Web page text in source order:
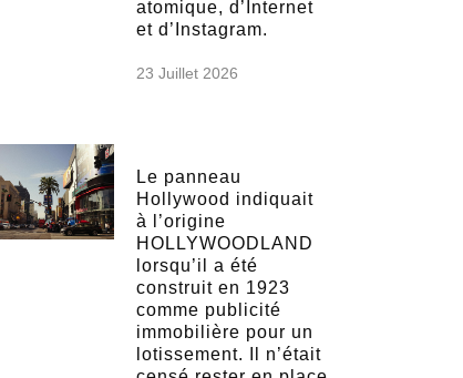
atomique, d’Internet
et d’Instagram.
23 Juillet 2026
Le panneau
Hollywood indiquait
à l’origine
HOLLYWOODLAND
lorsqu’il a été
construit en 1923
comme publicité
immobilière pour un
lotissement. Il n’était